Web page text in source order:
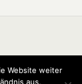
Website weiter
aus.